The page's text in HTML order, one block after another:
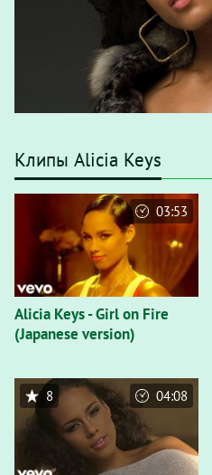
Клипы Alicia Keys
Alicia Keys - Girl on Fire
(Japanese version)
03:53
8 04:08